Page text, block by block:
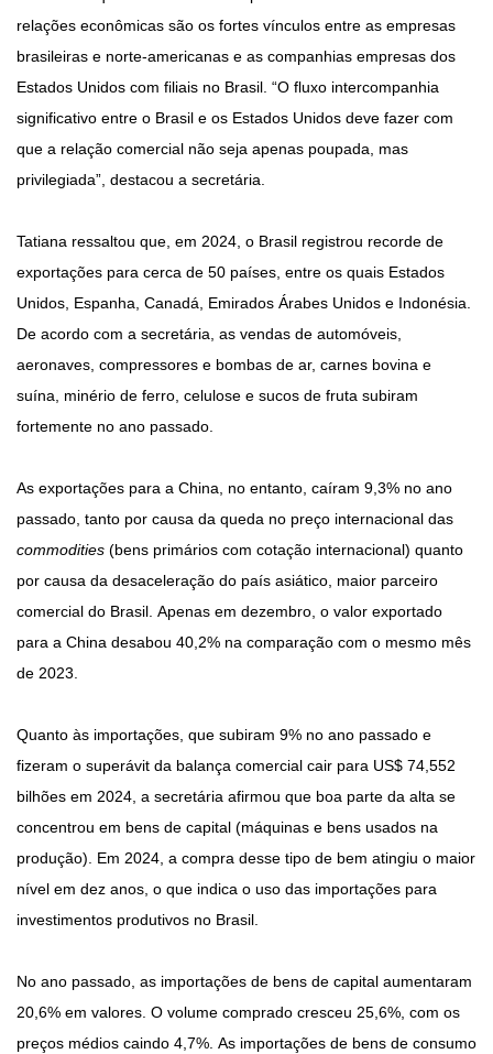
relações econômicas são os fortes vínculos entre as empresas
brasileiras e norte-americanas e as companhias empresas dos
Estados Unidos com filiais no Brasil. “O fluxo intercompanhia
significativo entre o Brasil e os Estados Unidos deve fazer com
que a relação comercial não seja apenas poupada, mas
privilegiada”, destacou a secretária.
Tatiana ressaltou que, em 2024, o Brasil registrou recorde de
exportações para cerca de 50 países, entre os quais Estados
Unidos, Espanha, Canadá, Emirados Árabes Unidos e Indonésia.
De acordo com a secretária, as vendas de automóveis,
aeronaves, compressores e bombas de ar, carnes bovina e
suína, minério de ferro, celulose e sucos de fruta subiram
fortemente no ano passado.
As exportações para a China, no entanto, caíram 9,3% no ano
passado, tanto por causa da queda no preço internacional das
commodities (bens primários com cotação internacional) quanto
por causa da desaceleração do país asiático, maior parceiro
comercial do Brasil. Apenas em dezembro, o valor exportado
para a China desabou 40,2% na comparação com o mesmo mês
de 2023.
Quanto às importações, que subiram 9% no ano passado e
fizeram o superávit da balança comercial cair para US$ 74,552
bilhões em 2024, a secretária afirmou que boa parte da alta se
concentrou em bens de capital (máquinas e bens usados na
produção). Em 2024, a compra desse tipo de bem atingiu o maior
nível em dez anos, o que indica o uso das importações para
investimentos produtivos no Brasil.
No ano passado, as importações de bens de capital aumentaram
20,6% em valores. O volume comprado cresceu 25,6%, com os
preços médios caindo 4,7%. As importações de bens de consumo